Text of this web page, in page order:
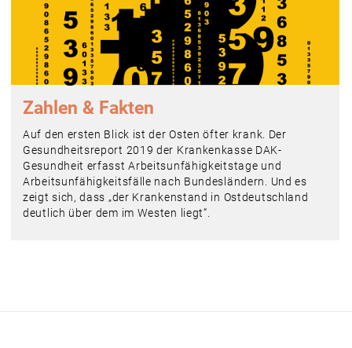
Zahlen & Fakten
Auf den ersten Blick ist der Osten öfter krank. Der
Gesundheitsreport 2019 der Krankenkasse DAK-
Gesundheit erfasst Arbeitsunfähigkeitstage und
Arbeitsunfähigkeitsfälle nach Bundesländern. Und es
zeigt sich, dass „der Krankenstand in Ostdeutschland
deutlich über dem im Westen liegt“.